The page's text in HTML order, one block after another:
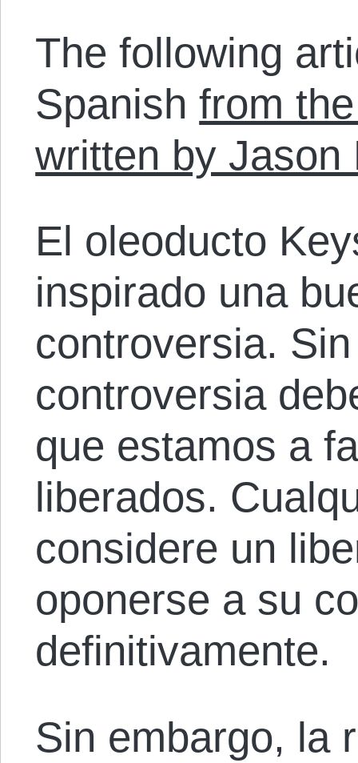
The following
Spanishfrom
written by Jason
El oleoducto
inspirado una
controversia.
controversia
que estamos a
liberados.
considere un
oponerse a su
definitivamente.
Sin embargo, la